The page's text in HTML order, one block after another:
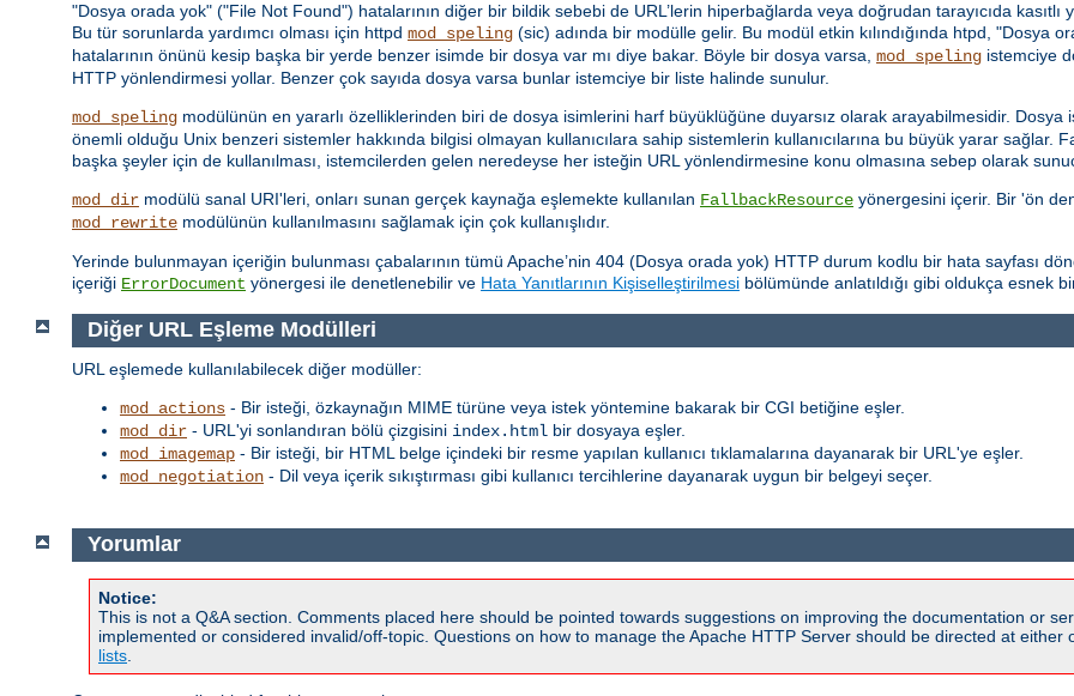
"Dosya orada yok" ("File Not Found") hatalarının diğer bir bildik sebebi de URL’lerin hiperbağlarda veya doğrudan tarayıcıda kasıtlı
Bu tür sorunlarda yardımcı olması için httpd mod_speling (sic) adında bir modülle gelir. Bu modül etkin kılındığında htpd, "Dosya
hatalarının önünü kesip başka bir yerde benzer isimde bir dosya var mı diye bakar. Böyle bir dosya varsa, mod_speling istemciye
HTTP yönlendirmesi yollar. Benzer çok sayıda dosya varsa bunlar istemciye bir liste halinde sunulur.
mod_speling modülünün en yararlı özelliklerinden biri de dosya isimlerini harf büyüklüğüne duyarsız olarak arayabilmesidir.
önemli olduğu Unix benzeri sistemler hakkında bilgisi olmayan kullanıcılara sahip sistemlerin kullanıcılarına bu büyük yarar sağlar.
başka şeyler için de kullanılması, istemcilerden gelen neredeyse her isteğin URL yönlendirmesine konu olmasına sebep olarak
mod_dir modülü sanal URI'leri, onları sunan gerçek kaynağa eşlemekte kullanılan FallbackResource yönergesini içerir. Bir 'ön
mod_rewrite modülünün kullanılmasını sağlamak için çok kullanışlıdır.
Yerinde bulunmayan içeriğin bulunması çabalarının tümü Apache’nin 404 (Dosya orada yok) HTTP durum kodlu bir hata sayfası
içeriği ErrorDocument yönergesi ile denetlenebilir ve Hata Yanıtlarının Kişiselleştirilmesi bölümünde anlatıldığı gibi oldukça esnek
Diğer URL Eşleme Modülleri
URL eşlemede kullanılabilecek diğer modüller:
mod_actions - Bir isteği, özkaynağın MIME türüne veya istek yöntemine bakarak bir CGI betiğine eşler.
mod_dir - URL'yi sonlandıran bölü çizgisini index.html bir dosyaya eşler.
mod_imagemap - Bir isteği, bir HTML belge içindeki bir resme yapılan kullanıcı tıklamalarına dayanarak bir URL'ye eşler.
mod_negotiation - Dil veya içerik sıkıştırması gibi kullanıcı tercihlerine dayanarak uygun bir belgeyi seçer.
Yorumlar
Notice:
This is not a Q&A section. Comments placed here should be pointed towards suggestions on improving the documentation or
implemented or considered invalid/off-topic. Questions on how to manage the Apache HTTP Server should be directed at
lists